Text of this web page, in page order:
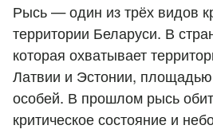
Рысь — один из трёх видов
территории Беларуси. В
которая охватывает
Латвии и Эстонии,
особей. В прошлом рысь
критическое состояние и